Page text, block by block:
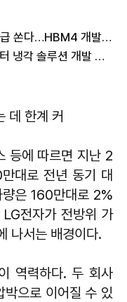
삼성전자, 'D1c' 개발자들에게 성과급 쏜다…HBM4 개발 순항
LG전자, 플렉스와 모듈형 데이터센터 냉각 솔루션 개발 맞손
데 한계 커
등에 따르면 지난 2
대로 전년 동기 대
은 160만대로 2%
전자가 전방위 가
나서는 배경이다.
역력하다. 두 회사
으로 이어질 수 있